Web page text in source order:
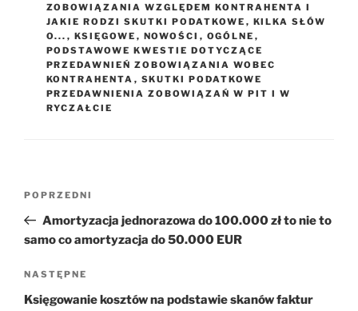
ZOBOWIĄZANIA WZGLĘDEM KONTRAHENTA I
JAKIE RODZI SKUTKI PODATKOWE , KILKA SŁÓW
O... , KSIĘGOWE , NOWOŚCI , OGÓLNE ,
PODSTAWOWE KWESTIE DOTYCZĄCE
PRZEDAWNIEŃ ZOBOWIĄZANIA WOBEC
KONTRAHENTA , SKUTKI PODATKOWE
PRZEDAWNIENIA ZOBOWIĄZAŃ W PIT I W
RYCZAŁCIE
Poprzedni
wpis
POPRZEDNI
Amortyzacja jednorazowa do 100.000 zł to nie to
samo co amortyzacja do 50.000 EUR
Następny
wpis
NASTĘPNE
Księgowanie kosztów na podstawie skanów faktur